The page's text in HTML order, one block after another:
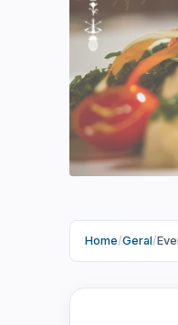
Home/Geral/